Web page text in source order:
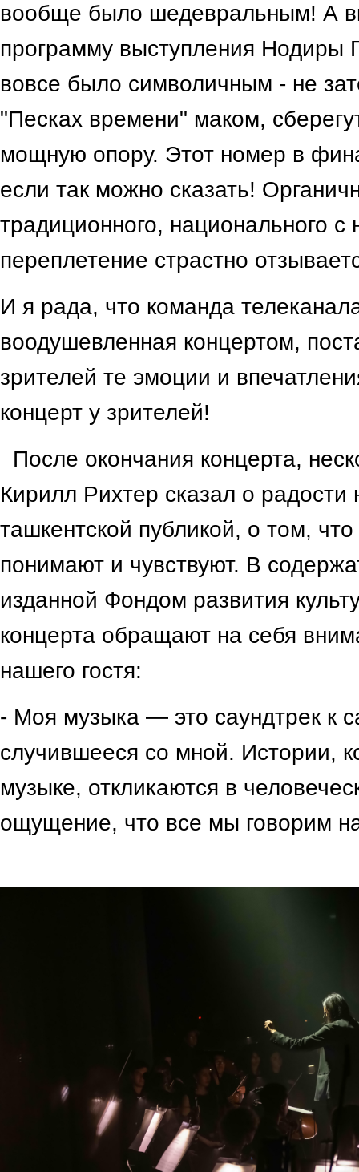
вообще было шедевральным! А
программу выступления Нодиры
вовсе было символичным - не
"Песках времени" маком,
мощную опору. Этот номер в
если так можно сказать!
традиционного, национального с
переплетение страстно
И я рада, что команда
воодушевленная концертом,
зрителей те эмоции и
концерт у зрителей!
После окончания концерта,
Кирилл Рихтер сказал о радости
ташкентской публикой, о том,
понимают и чувствуют. В
изданной Фондом развития
концерта обращают на себя
нашего гостя:
- Моя музыка — это саундтрек к
случившееся со мной. Истории,
музыке, откликаются в
ощущение, что все мы говорим